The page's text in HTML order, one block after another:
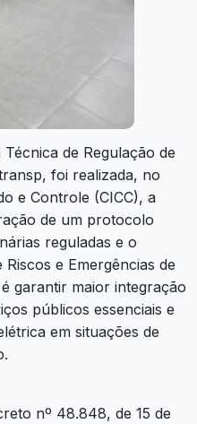
de Regulação de
foi realizada, no
e Controle (CICC), a
de um protocolo
reguladas e o
e Emergências de
garantir maior integração
públicos essenciais e
em situações de
nº 48.848, de 15 de